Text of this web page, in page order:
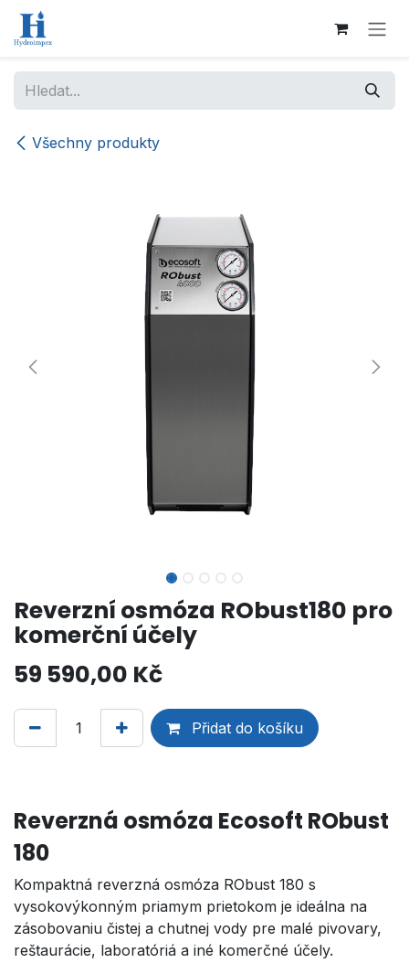
Přejít na obsah
Všechny produkty
Reverzní osmóza RObust180 pro
komerční účely
59 590,00 Kč
Přidat do košíku
Reverzná osmóza Ecosoft RObust
180
Kompaktná reverzná osmóza RObust 180 s
vysokovýkonným priamym prietokom je ideálna na
zásobovaniu čistej a chutnej vody pre malé pivovary,
reštaurácie, laboratóriá a iné komerčné účely.